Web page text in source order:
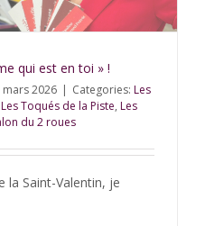
qui est en toi » !
2026 | Categories: Les
Les Toqués de la Piste, Les
du 2 roues
la Saint-Valentin, je